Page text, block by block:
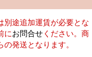
途追加運賃が必要とな
にお問合せ ください。商
発送となります。